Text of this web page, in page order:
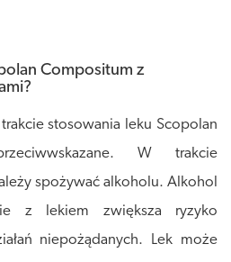
Compositum z
stosowania leku Scopolan
W trakcie
spożywać alkoholu. Alkohol
z lekiem zwiększa ryzyko
niepożądanych. Lek może